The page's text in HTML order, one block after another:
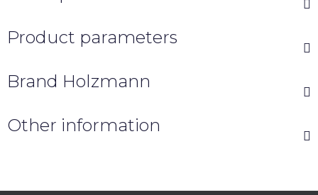
Product parameters
Brand Holzmann
Other information